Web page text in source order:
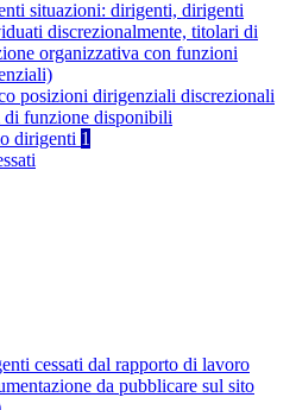
situazioni: dirigenti, dirigenti
discrezionalmente, titolari di
organizzativa con funzioni
posizioni dirigenziali discrezionali
di funzione disponibili
dirigenti 1
cessati dal rapporto di lavoro
da pubblicare sul sito